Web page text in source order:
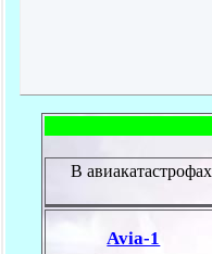
В
Avia-1